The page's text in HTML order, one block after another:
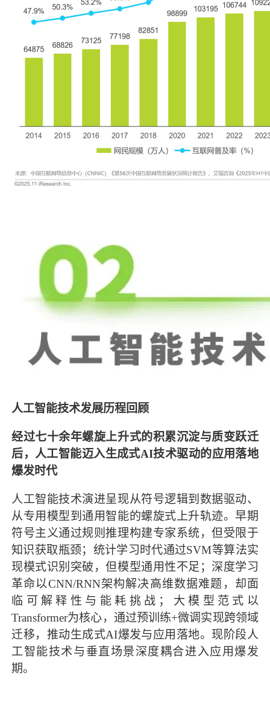
人工智能技术发展历程回顾
经过七十余年螺旋上升式的积累沉淀与质变跃迁
后，人工智能迈入生成式AI技术驱动的应用落地
爆发时代
人工智能技术演进呈现从符号逻辑到数据驱动、
从专用模型到通用智能的螺旋式上升轨迹。早期
符号主义通过规则推理构建专家系统，但受限于
知识获取瓶颈；统计学习时代通过SVM等算法实
现模式识别突破，但模型通用性不足；深度学习
革命以CNN/RNN架构解决高维数据难题，却面
临可解释性与能耗挑战；大模型范式以
Transformer为核心，通过预训练+微调实现跨领域
迁移，推动生成式AI爆发与应用落地。现阶段人
工智能技术与垂直场景深度耦合进入应用爆发
期。